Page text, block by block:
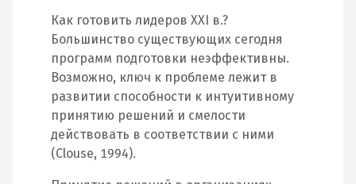
Как готовить лидеров XXI в.?
Большинство существующих сегодня
программ подготовки неэффективны.
Возможно, ключ к проблеме лежит в
развитии способности к интуитивному
принятию решений и смелости
действовать в соответствии с ними
(Clouse, 1994).